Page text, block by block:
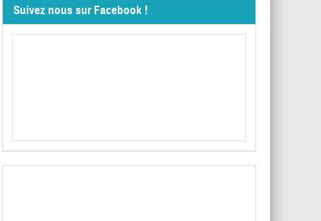
Suivez nous sur Facebook !